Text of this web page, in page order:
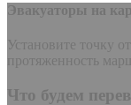
Эвакуаторы на
Установите точку
протяженность
Что будем